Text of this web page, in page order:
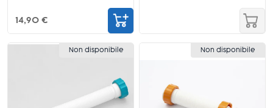
14,90 €
Non disponibile Non disponibile